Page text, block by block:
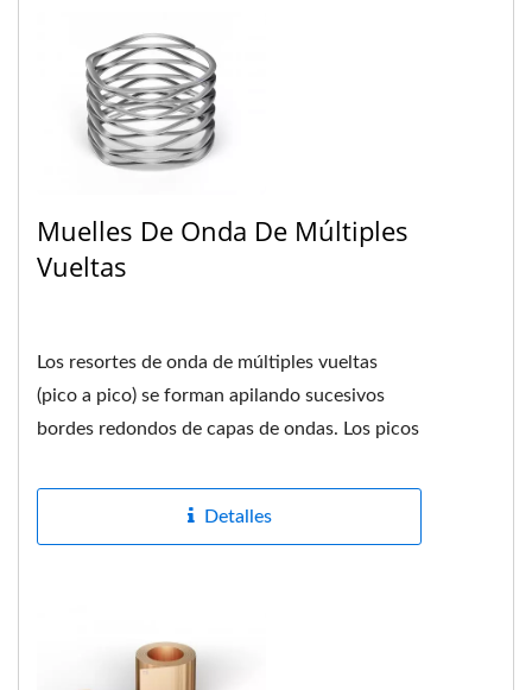
Muelles De Onda De Múltiples
Vueltas
Los resortes de onda de múltiples vueltas
(pico a pico) se forman apilando sucesivos
bordes redondos de capas de ondas. Los picos
Detalles